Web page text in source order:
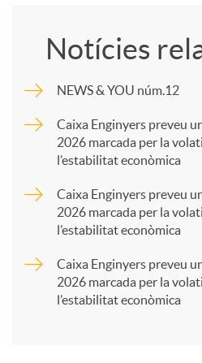
m
p
Notícies
NEWS & YOU núm.12
Caixa Enginyers preveu
2026 marcada per la
l’estabilitat econòmica
Caixa Enginyers preveu
2026 marcada per la
l’estabilitat econòmica
Caixa Enginyers preveu
2026 marcada per la
l’estabilitat econòmica